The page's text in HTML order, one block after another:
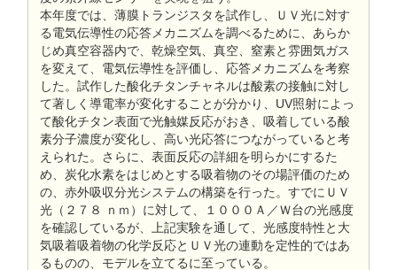
本年度では、薄膜トランジスタを試作し、ＵＶ光に対す
る電気伝導性の応答メカニズムを調べるために、あらか
じめ真空容器内で、乾燥空気、真空、窒素と雰囲気ガス
を変えて、電気伝導性を評価し、応答メカニズムを考察
した。試作した酸化チタンチャネルは酸素の接触に対し
て著しく導電率が変化することが分かり、UV照射によっ
て酸化チタン表面で光触媒反応がおき、吸着している酸
素分子濃度が変化し、高い光応答につながっていると考
えられた。さらに、表面反応の詳細を明らかにするた
め、炭化水素をはじめとする吸着物のその場評価のため
の、赤外吸収分光システムの構築を行った。すでにＵＶ
光（２７８ ｎｍ）に対して、１０００Ａ／Ｗ台の光感度
を確認しているが、上記実験を通して、光感度特性と大
気吸着吸着物の化学反応とＵＶ光の連動を定性的ではあ
るものの、モデルを立てるに至っている。